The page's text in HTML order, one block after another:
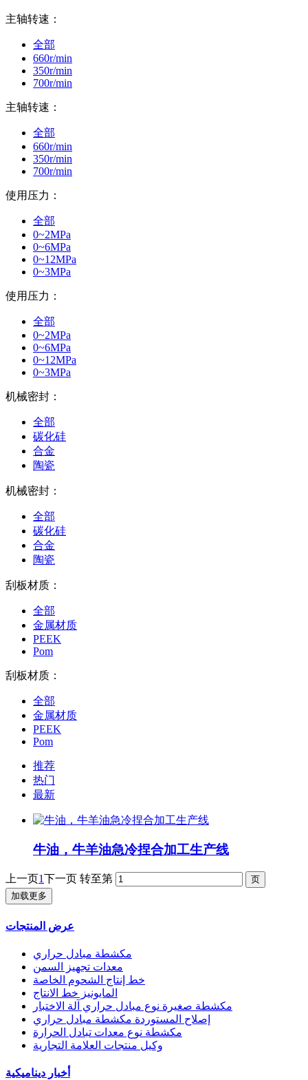
主轴转速：
全部
660r/min
350r/min
700r/min
主轴转速：
全部
660r/min
350r/min
700r/min
使用压力：
全部
0~2MPa
0~6MPa
0~12MPa
0~3MPa
使用压力：
全部
0~2MPa
0~6MPa
0~12MPa
0~3MPa
机械密封：
全部
碳化硅
合金
陶瓷
机械密封：
全部
碳化硅
合金
陶瓷
刮板材质：
全部
金属材质
PEEK
Pom
刮板材质：
全部
金属材质
PEEK
Pom
推荐
热门
最新
牛油，牛羊油急冷捏合加工生产线
上一页1下一页 转至第
加载更多
عرض المنتجات
مكشطة مبادل حراري
معدات تجهيز السمن
خط إنتاج الشحوم الخاصة
المايونيز خط الانتاج
مكشطة صغيرة نوع مبادل حراري آلة الاختبار
إصلاح المستوردة مكشطة مبادل حراري
مكشطة نوع معدات تبادل الحرارة
وكيل منتجات العلامة التجارية
أخبار ديناميكية